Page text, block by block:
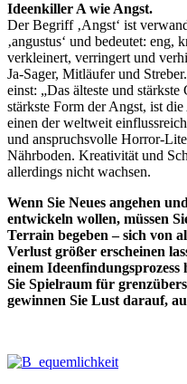
Ideenkiller A wie Angst.
Der Begriff ‚Angst‘ ist
‚angustus‘ und bedeutet: eng,
verkleinert, verringert und
Ja-Sager, Mitläufer und
einst: „Das älteste und
stärkste Form der Angst, ist
einen der weltweit
und anspruchsvolle Horror-
Nährboden. Kreativität und
allerdings nicht wachsen.
Wenn Sie Neues angehen
entwickeln wollen, müssen
Terrain begeben – sich von
Verlust größer erscheinen
einem
Sie Spielraum für
gewinnen Sie Lust darauf,